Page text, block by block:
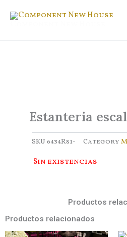
Estanteria
SKU 6434R81- Category
Sin existencias
Productos
Productos relacionados